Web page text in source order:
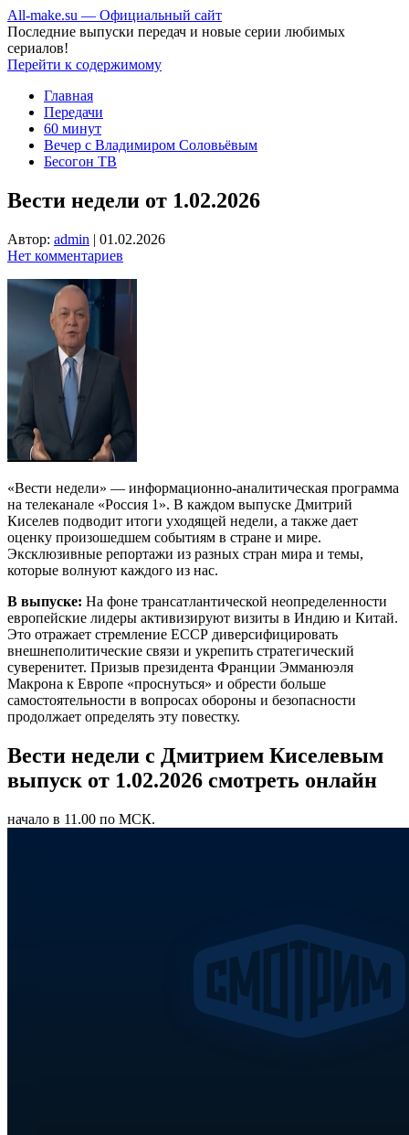
All-make.su — Официальный сайт
Последние выпуски передач и новые серии любимых
сериалов!
Перейти к содержимому
Главная
Передачи
60 минут
Вечер с Владимиром Соловьёвым
Бесогон ТВ
Вести недели от 1.02.2026
Автор: admin | 01.02.2026
Нет комментариев
«Вести недели» — информационно-аналитическая программа
на телеканале «Россия 1». В каждом выпуске Дмитрий
Киселев подводит итоги уходящей недели, а также дает
оценку произошедшем событиям в стране и мире.
Эксклюзивные репортажи из разных стран мира и темы,
которые волнуют каждого из нас.
В выпуске: На фоне трансатлантической неопределенности
европейские лидеры активизируют визиты в Индию и Китай.
Это отражает стремление ЕССР диверсифицировать
внешнеполитические связи и укрепить стратегический
суверенитет. Призыв президента Франции Эмманюэля
Макрона к Европе «проснуться» и обрести больше
самостоятельности в вопросах обороны и безопасности
продолжает определять эту повестку.
Вести недели с Дмитрием Киселевым
выпуск от 1.02.2026 смотреть онлайн
начало в 11.00 по МСК.